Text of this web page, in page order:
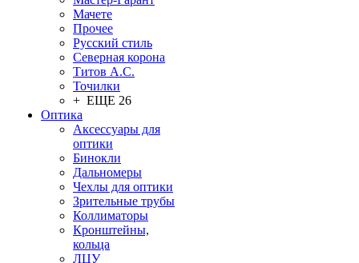
Мачете
Прочее
Русский стиль
Северная корона
Титов А.С.
Точилки
+ ЕЩЕ 26
Оптика
Аксессуары для
оптики
Бинокли
Дальномеры
Чехлы для оптики
Зрительные трубы
Коллиматоры
Кронштейны,
кольца
ЛЦУ